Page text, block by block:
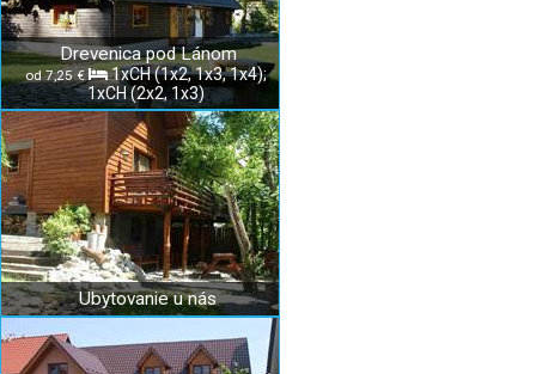
Drevenica pod Lánom
od 7,25 €
1xCH (1x2, 1x3, 1x4);
1xCH (2x2, 1x3)
Ubytovanie u nás